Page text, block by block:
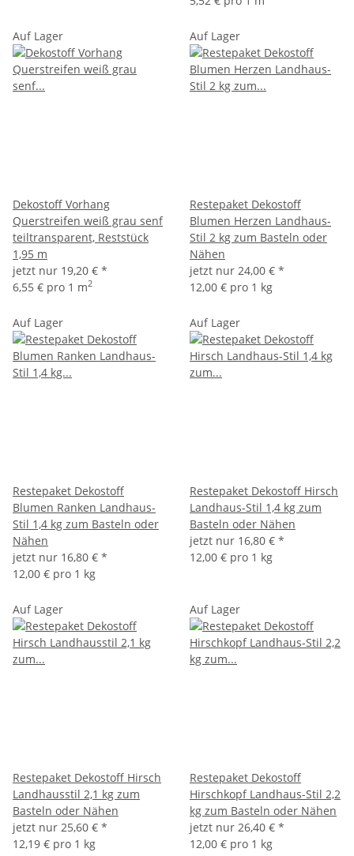
Auf Lager
Dekostoff Vorhang
Querstreifen weiß grau senf
teiltransparent, Reststück
1,95 m
jetzt nur 19,20 € *
6,55 € pro 1 m2
Auf Lager
Restepaket Dekostoff
Blumen Herzen Landhaus-
Stil 2 kg zum Basteln oder
Nähen
jetzt nur 24,00 € *
12,00 € pro 1 kg
Auf Lager
Restepaket Dekostoff
Blumen Ranken Landhaus-
Stil 1,4 kg zum Basteln oder
Nähen
jetzt nur 16,80 € *
12,00 € pro 1 kg
Auf Lager
Restepaket Dekostoff Hirsch
Landhaus-Stil 1,4 kg zum
Basteln oder Nähen
jetzt nur 16,80 € *
12,00 € pro 1 kg
Auf Lager
Restepaket Dekostoff Hirsch
Landhausstil 2,1 kg zum
Basteln oder Nähen
jetzt nur 25,60 € *
12,19 € pro 1 kg
Auf Lager
Restepaket Dekostoff
Hirschkopf Landhaus-Stil 2,2
kg zum Basteln oder Nähen
jetzt nur 26,40 € *
12,00 € pro 1 kg